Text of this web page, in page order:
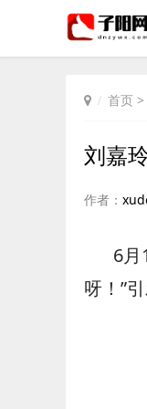
首页 >
刘嘉
作者：
6
呀！”